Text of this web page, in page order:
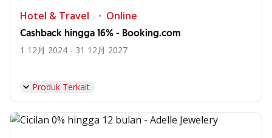
Hotel & Travel Online
Cashback hingga 16% - Booking.com
1 12月 2024 - 31 12月 2027
Produk Terkait